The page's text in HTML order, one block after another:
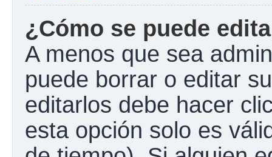
¿Cómo se puede
A menos que sea
puede borrar o editar
editarlos debe hacer
esta opción solo es